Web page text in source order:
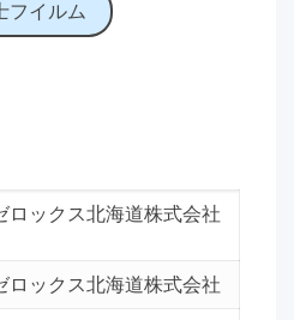
フイルム
ロックス北海道株式会社
ロックス北海道株式会社